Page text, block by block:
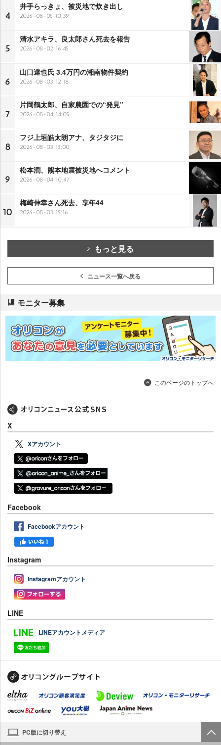
4
井手らっきょ、被災地で炊き出し
2026-08-05 10:39
5
清水アキラ、良太郎さん死去を報告
2026-08-02 16:45
6
山口達也氏 3.4万円の湘南物件契約
2026-08-03 12:18
7
片岡鶴太郎、自家農園での“発見”
2026-08-04 14:05
8
フジ上垣皓太朗アナ、タジタジに
2026-08-03 13:00
9
松本潤、熊本地震被災地へコメント
2026-08-04 10:47
10
梅崎伸幸さん死去、享年44
2026-08-03 15:16
もっと見る
ニュース一覧へ戻る
モニター募集
このページのトップへ
X
Xアカウント
Facebook
Facebookアカウント
Instagram
Instagramアカウント
LINE
LINEアカウントメディア
PC版に切り替え